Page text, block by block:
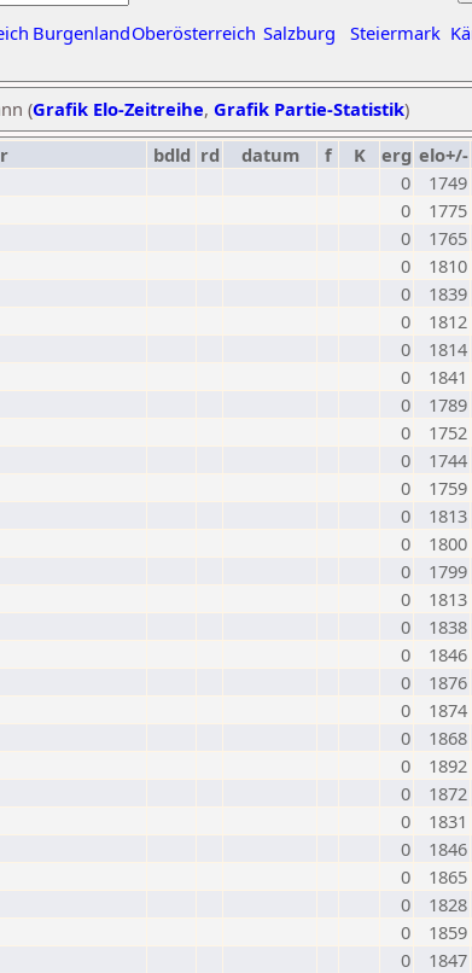
BurgenlandOberösterreich Salzburg Steiermark
(Grafik Elo-Zeitreihe, Grafik Partie-Statistik)
bdld rd datum f K erg elo+/-
0
1749
0
1775
0
1765
0
1810
0
1839
0
1812
0
1814
0
1841
0
1789
0
1752
0
1744
0
1759
0
1813
0
1800
0
1799
0
1813
0
1838
0
1846
0
1876
0
1874
0
1868
0
1892
0
1872
0
1831
0
1846
0
1865
0
1828
0
1859
0
1847